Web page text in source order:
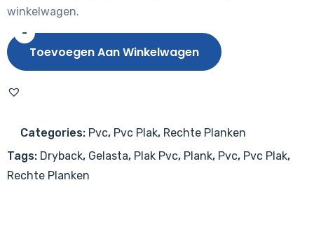
winkelwagen.
-
Gelasta
Artline
Premium
Light
aantal
Toevoegen Aan Winkelwagen
Categories: Pvc, Pvc Plak, Rechte Planken
Tags: Dryback, Gelasta, Plak Pvc, Plank, Pvc, Pvc Plak,
Rechte Planken